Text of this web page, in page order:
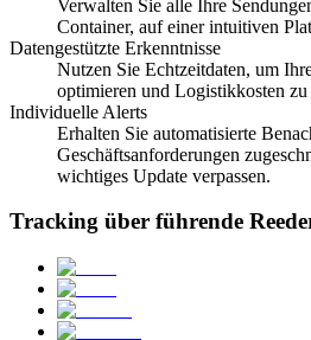
Verwalten Sie alle Ihre
Container, auf einer intuitiven
Datengestützte Erkenntnisse
Nutzen Sie Echtzeitdaten, um
optimieren und Logistikkosten zu
Individuelle Alerts
Erhalten Sie automatisierte
Geschäftsanforderungen
wichtiges Update verpassen.
Tracking über führende